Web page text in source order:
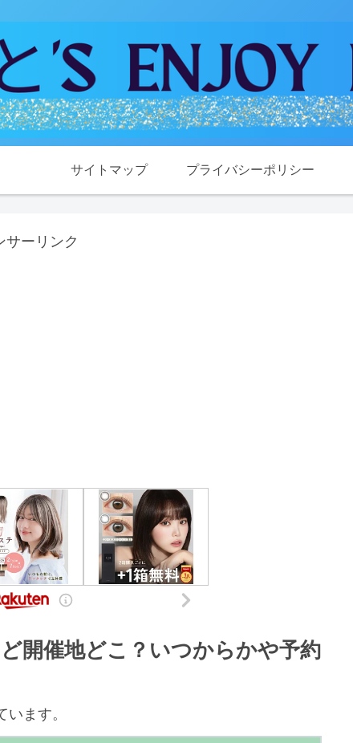
サイトマップ プライバシーポリシー
サーリンク
開催地どこ？いつからかや予約
ます。